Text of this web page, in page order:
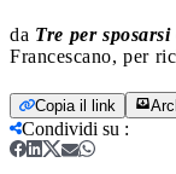
da Tre per sposarsi
Francescano, per
Copia il link
Condividi su :